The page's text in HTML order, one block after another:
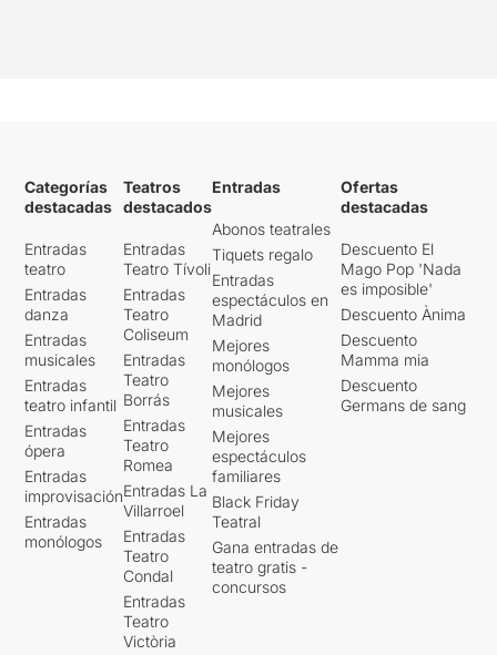
Categorías
destacadas
Entradas
teatro
Entradas
danza
Entradas
musicales
Entradas
teatro infantil
Entradas
ópera
Entradas
improvisación
Entradas
monólogos
Teatros
destacados
Entradas
Teatro Tívoli
Entradas
Teatro
Coliseum
Entradas
Teatro
Borrás
Entradas
Teatro
Romea
Entradas La
Villarroel
Entradas
Teatro
Condal
Entradas
Teatro
Victòria
Entradas
Abonos teatrales
Tiquets regalo
Entradas
espectáculos en
Madrid
Mejores
monólogos
Mejores
musicales
Mejores
espectáculos
familiares
Black Friday
Teatral
Gana entradas de
teatro gratis -
concursos
Ofertas
destacadas
Descuento El
Mago Pop 'Nada
es imposible'
Descuento Ànima
Descuento
Mamma mia
Descuento
Germans de sang